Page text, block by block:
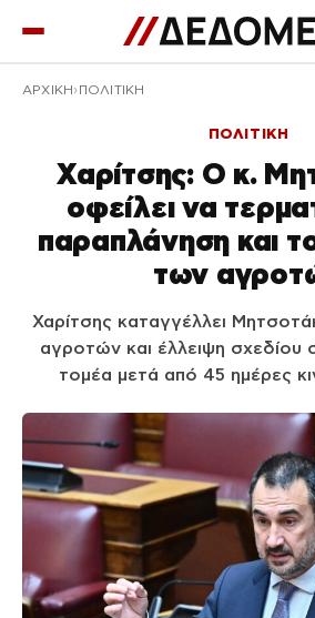
ΑΡΧΙΚΉ ΠΟΛΙΤΙΚΗ
ΠΟΛΙΤΙΚΗ
Χαρίτσης: Ο κ.
οφείλει να
παραπλάνηση και
των
Χαρίτσης καταγγέλλει
αγροτών και έλλειψη
τομέα μετά από 45 ημέρες